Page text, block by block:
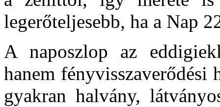
legerőteljesebb, ha a Nap
A naposzlop az
hanem fényvisszaverődési
gyakran halvány,